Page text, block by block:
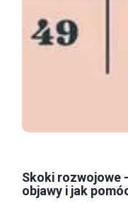
Skoki rozwojowe
objawy i jak